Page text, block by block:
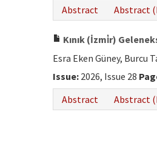
Abstract
Abstract
Kınık (İzmi̇r)
Esra Eken Güney, Burcu
Issue: 2026, Issue 28
Abstract
Abstract